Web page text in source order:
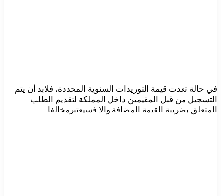
في حالة تعدت قيمة التوريدات السنوية المحددة، فلابد أن يتم
التسجيل من قبل المقيمين داخل المملكة لتقديم الطلب
المتعلق بضريبة القيمة المضافة والا فسيعتبرمخالفا .